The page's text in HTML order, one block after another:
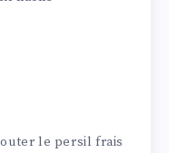
le persil frais